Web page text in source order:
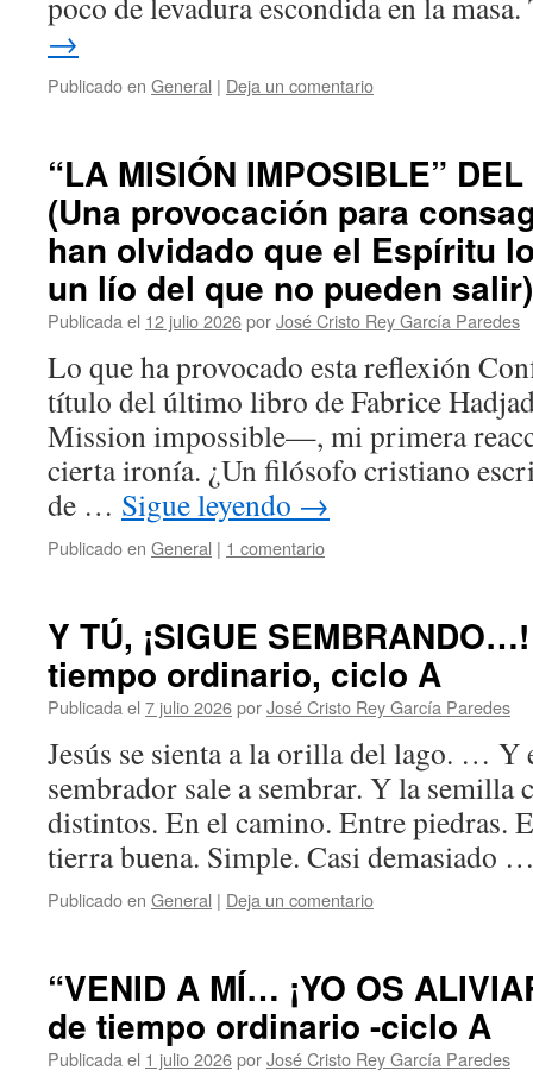
→
Publicado en General | Deja un comentario
“LA MISIÓN IMPOSIBLE”
(Una provocación para
han olvidado que el Espíritu
un lío del que no pueden salir)
Publicada el 12 julio 2026porJosé Cristo Rey García Paredes
Lo que ha provocado esta reflexión
título del último libro de Fabrice
Mission impossible—, mi primera
cierta ironía. ¿Un filósofo cristiano
de … Sigue leyendo →
Publicado en General | 1 comentario
Y TÚ, ¡SIGUE
tiempo ordinario, ciclo A
Publicada el 7 julio 2026porJosé Cristo Rey García Paredes
Jesús se sienta a la orilla del lago. … Y
sembrador sale a sembrar. Y la semilla
distintos. En el camino. Entre piedras.
tierra buena. Simple. Casi demasiado
Publicado en General | Deja un comentario
“VENID A MÍ… ¡YO OS
de tiempo ordinario -ciclo A
Publicada el 1 julio 2026porJosé Cristo Rey García Paredes